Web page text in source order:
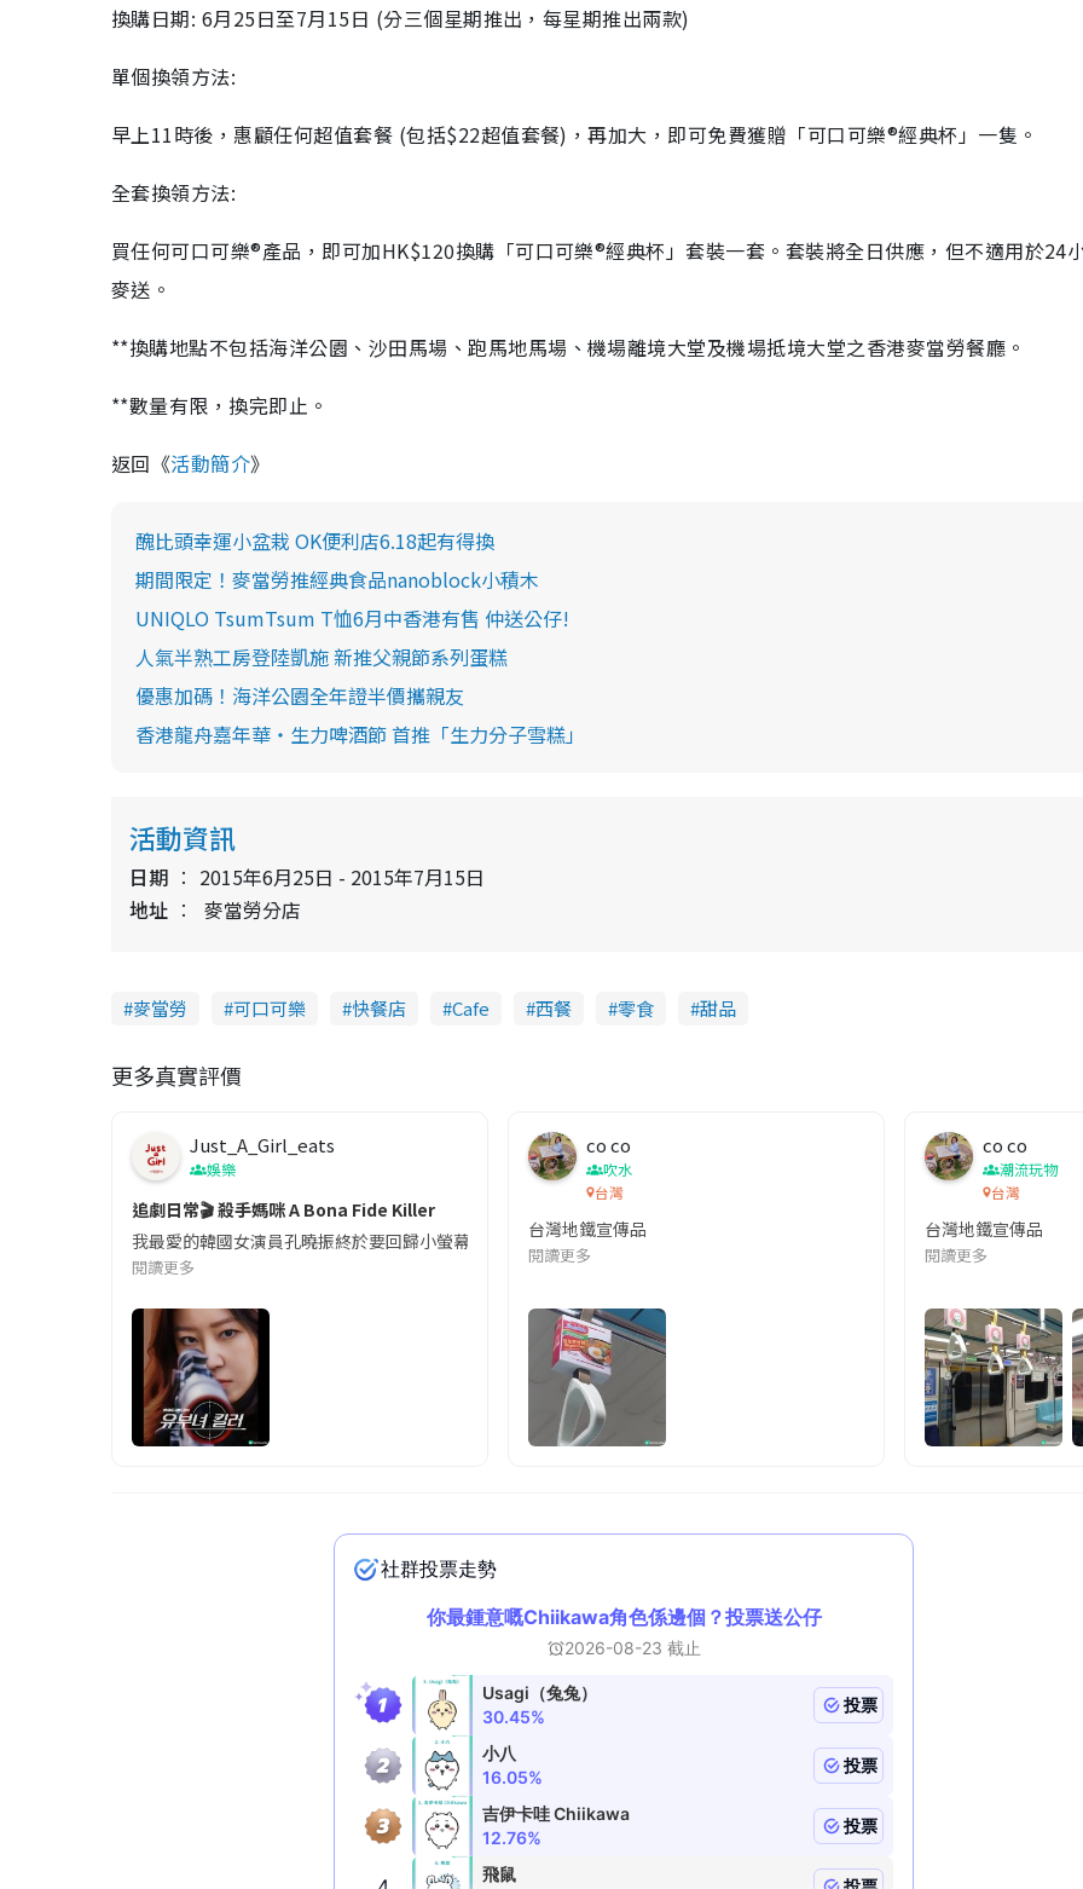
換購日期: 6月25日至7月15日 (分三個星期推出，每星期推出兩款)
單個換領方法:
早上11時後，惠顧任何超值套餐 (包括$22超值套餐)，再加大，即可免費獲贈「可口可樂®經典杯」一隻。
全套換領方法:
買任何可口可樂®產品，即可加HK$120換購「可口可樂®經典杯」套裝一套。套裝將全日供應，但不適用於24
麥送。
**換購地點不包括海洋公園、沙田馬場、跑馬地馬場、機場離境大堂及機場抵境大堂之香港麥當勞餐廳。
**數量有限，換完即止。
返回《活動簡介》
醜比頭幸運小盆栽 OK便利店6.18起有得換
期間限定！麥當勞推經典食品nanoblock小積木
UNIQLO TsumTsum T恤6月中香港有售 仲送公仔!
人氣半熟工房登陸凱施 新推父親節系列蛋糕
優惠加碼！海洋公園全年證半價攜親友
香港龍舟嘉年華‧生力啤酒節 首推「生力分子雪糕」
活動資訊
日期
2015年6月25日 - 2015年7月15日
地址
麥當勞分店
麥當勞 可口可樂 快餐店 Cafe 西餐 零食 甜品
更多真實評價
Just_A_Girl_eats
娛樂
追劇日常🎬 殺手媽咪 A Bona Fide Killer
我最愛的韓國女演員孔曉振終於要回歸小螢幕啦!這次的劇本改編自同名網絡漫畫,故事主軸圍繞女主角柳寶娜 —— 表面上是一
閱讀更多
co co
吹水
台灣
台灣地鐵宣傳品
閱讀更多
co co
潮流玩物
台灣
台灣地鐵宣傳品
閱讀更多